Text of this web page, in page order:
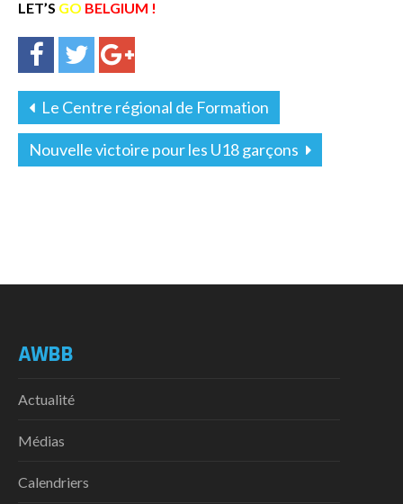
LET’S GO BELGIUM !
Le Centre régional de Formation
Nouvelle victoire pour les U18 garçons
AWBB
Actualité
Médias
Calendriers